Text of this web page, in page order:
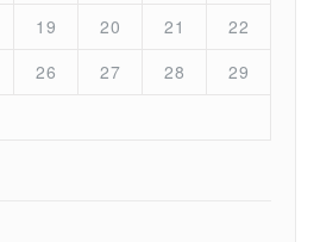
19 20 21
22
26 27 28
29